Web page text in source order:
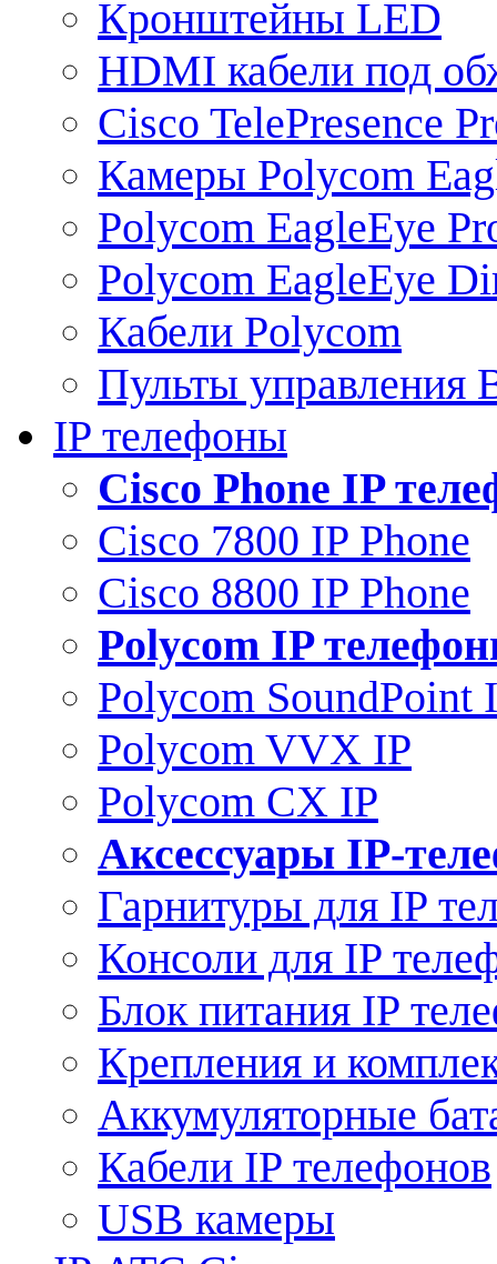
Кронштейны LED
HDMI кабели под
Cisco TelePresence
Камеры Polycom
Polycom EagleEye
Polycom EagleEye
Кабели Polycom
Пульты управления
IP телефоны
Сisco Phone IP
Cisco 7800 IP Phone
Cisco 8800 IP Phone
Polycom IP
Polycom SoundPoint
Polycom VVX IP
Polycom CX IP
Аксессуары IP-
Гарнитуры для IP
Консоли для IP
Блок питания IP
Крепления и
Аккумуляторные
Кабели IP телефонов
USB камеры